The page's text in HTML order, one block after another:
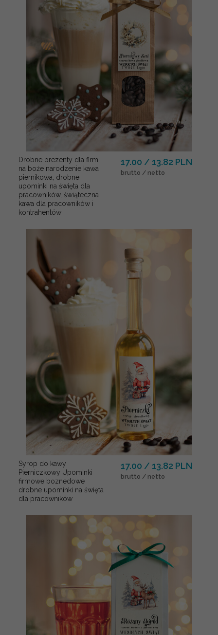
Drobne prezenty dla firm
na boże narodzenie kawa
piernikowa, drobne
upominki na święta dla
pracowników, świąteczna
kawa dla pracowników i
kontrahentów
17.00 / 13.82 PLN
brutto / netto
Syrop do kawy
Pierniczkowy Upominki
firmowe boznedowe
drobne upominki na święta
dla pracowników
17.00 / 13.82 PLN
brutto / netto